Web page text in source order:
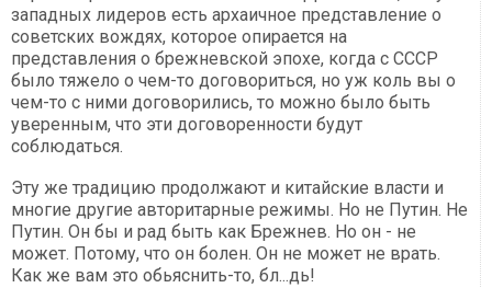
западных лидеров есть архаичное представление о
советских вождях, которое опирается на
представления о брежневской эпохе, когда с СССР
было тяжело о чем-то договориться, но уж коль вы о
чем-то с ними договорились, то можно было быть
уверенным, что эти договоренности будут
соблюдаться.
Эту же традицию продолжают и китайские власти и
многие другие авторитарные режимы. Но не Путин. Не
Путин. Он бы и рад быть как Брежнев. Но он - не
может. Потому, что он болен. Он не может не врать.
Как же вам это обьяснить-то, бл...дь!